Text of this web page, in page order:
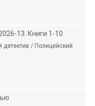
13. Книги 1-10
/ Полицейский